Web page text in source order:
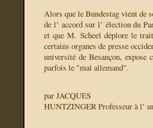
Alors que le Bundestag vient de
de l’ accord sur l’ élection du
et que M. Scheel déplore le
certains organes de presse
université de Besançon, expose
parfois le "mal allemand".
par JACQUES
HUNTZINGERProfesseur à l’